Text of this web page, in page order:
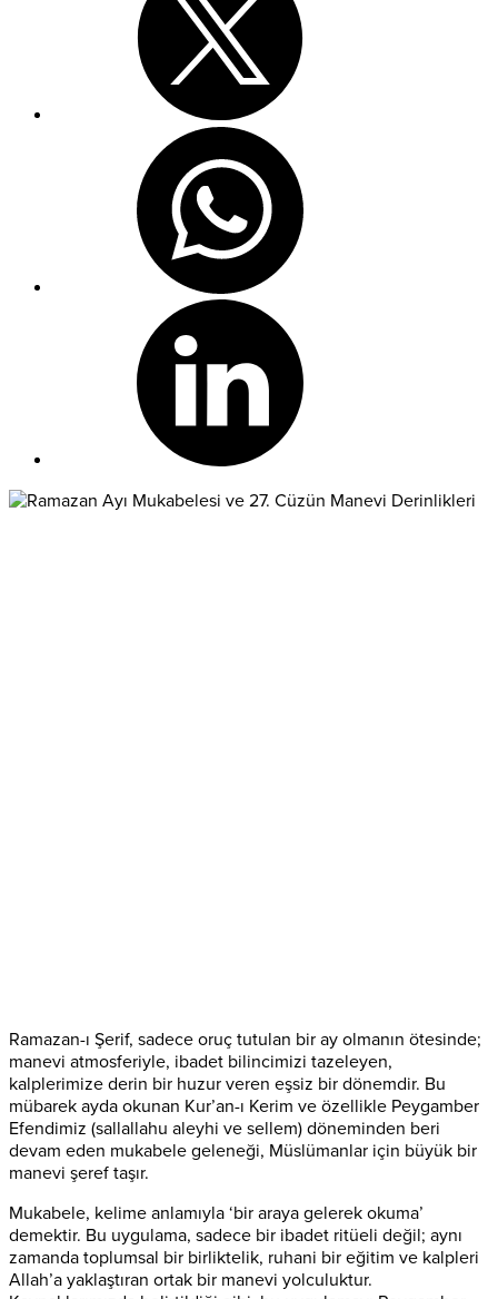
Ramazan-ı Şerif, sadece oruç tutulan bir ay olmanın ötesinde;
manevi atmosferiyle, ibadet bilincimizi tazeleyen,
kalplerimize derin bir huzur veren eşsiz bir dönemdir. Bu
mübarek ayda okunan Kur’an-ı Kerim ve özellikle Peygamber
Efendimiz (sallallahu aleyhi ve sellem) döneminden beri
devam eden mukabele geleneği, Müslümanlar için büyük bir
manevi şeref taşır.
Mukabele, kelime anlamıyla ‘bir araya gelerek okuma’
demektir. Bu uygulama, sadece bir ibadet ritüeli değil; aynı
zamanda toplumsal bir birliktelik, ruhani bir eğitim ve kalpleri
Allah’a yaklaştıran ortak bir manevi yolculuktur.